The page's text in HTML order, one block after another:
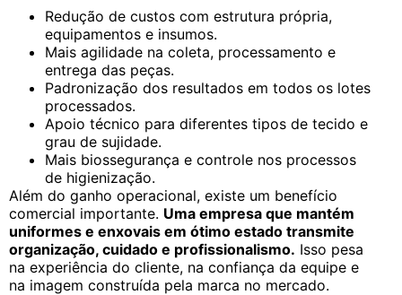
Redução de custos com estrutura própria,
equipamentos e insumos.
Mais agilidade na coleta, processamento e
entrega das peças.
Padronização dos resultados em todos os lotes
processados.
Apoio técnico para diferentes tipos de tecido e
grau de sujidade.
Mais biossegurança e controle nos processos
de higienização.
Além do ganho operacional, existe um benefício
comercial importante. Uma empresa que mantém
uniformes e enxovais em ótimo estado transmite
organização, cuidado e profissionalismo. Isso pesa
na experiência do cliente, na confiança da equipe e
na imagem construída pela marca no mercado.